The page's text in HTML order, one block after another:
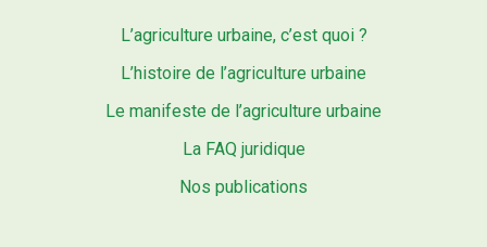
L’agriculture urbaine, c’est quoi ?
L’histoire de l’agriculture urbaine
Le manifeste de l’agriculture urbaine
La FAQ juridique
Nos publications